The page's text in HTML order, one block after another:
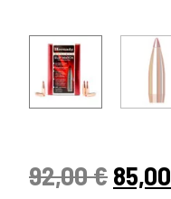
92,00€ 85,00